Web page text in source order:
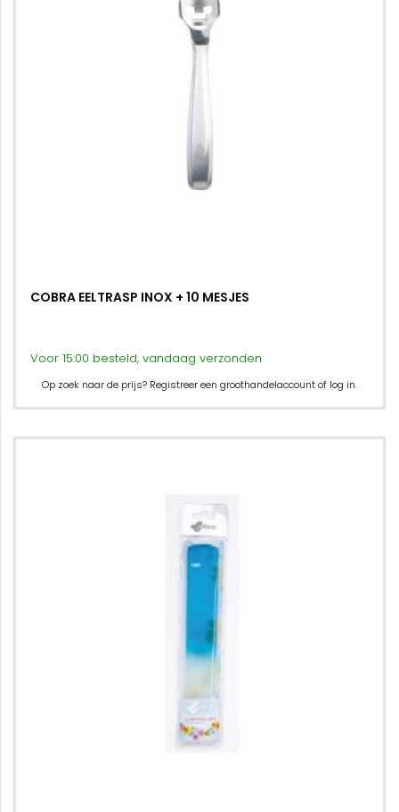
COBRA EELTRASP INOX + 10 MESJES
Voor 15:00 besteld, vandaag verzonden
Op zoek naar de prijs? Registreer een groothandelaccount of log in.